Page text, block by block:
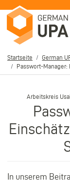
zum
Inhalt
Startseite German
Passwort-
Arbeitskreis
In unserem